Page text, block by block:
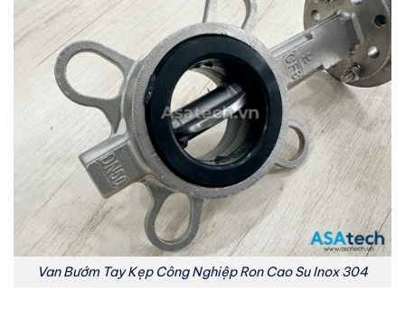
Van Bướm Tay Kẹp Công Nghiệp Ron Cao Su Inox 304